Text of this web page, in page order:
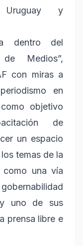
Uruguay y
dentro del
de Medios”,
con miras a
en
objetivo
de
un espacio
temas de la
como una vía
uno de sus
prensa libre e